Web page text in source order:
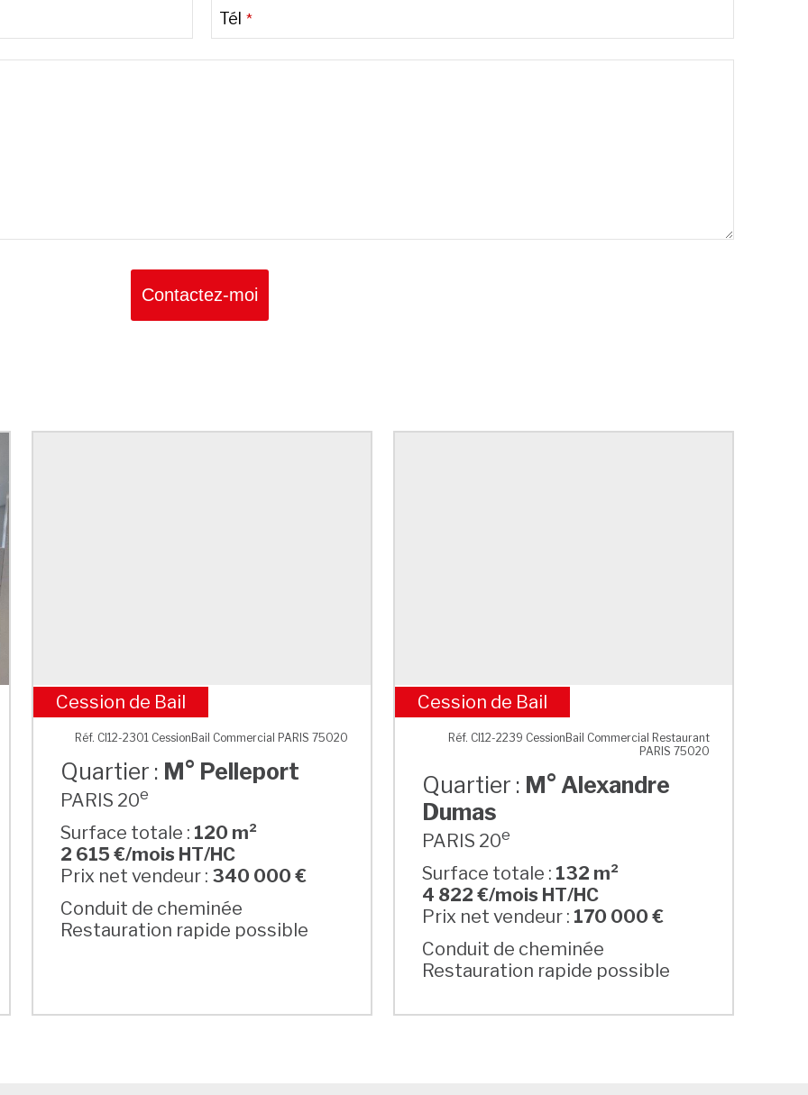
Tél *
Contactez-moi
M° Pelleport
Cession de Bail
Réf. CI12-2301 CessionBail Commercial PARIS 75020
Quartier : M° Pelleport
PARIS 20e
Surface totale : 120 m²
2 615 €/mois HT/HC
Prix net vendeur : 340 000 €
Conduit de cheminée
Restauration rapide possible
M° Alexandre Dumas
Cession de Bail
Réf. CI12-2239 CessionBail Commercial Restaurant
PARIS 75020
Quartier : M° Alexandre
Dumas
PARIS 20e
Surface totale : 132 m²
4 822 €/mois HT/HC
Prix net vendeur : 170 000 €
Conduit de cheminée
Restauration rapide possible